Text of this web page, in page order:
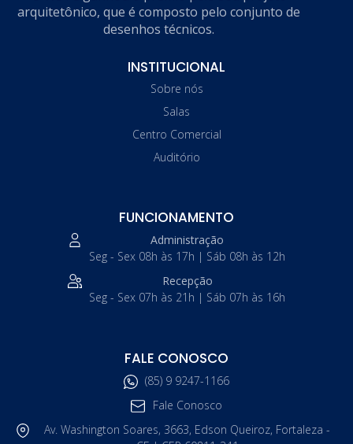
arquitetônico, que é composto pelo conjunto de
desenhos técnicos.
INSTITUCIONAL
Sobre nós
Salas
Centro Comercial
Auditório
FUNCIONAMENTO
Administração
Seg - Sex 08h às 17h | Sáb 08h às 12h
Recepção
Seg - Sex 07h às 21h | Sáb 07h às 16h
FALE CONOSCO
(85) 9 9247-1166
Fale Conosco
Av. Washington Soares, 3663, Edson Queiroz, Fortaleza -